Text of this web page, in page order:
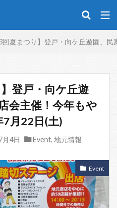
回夏まつり】登戸・向ケ丘遊園、
登戸・向ケ丘遊
会主催！今年もや
月22日(土)
月4日 Event, 地元情報
Event